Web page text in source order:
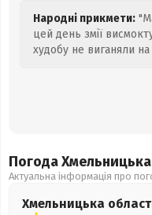
Народні прикмети:
цей день змії
худобу не виганяли
Погода Хмельницька
Актуальна інформація про
Хмельницька